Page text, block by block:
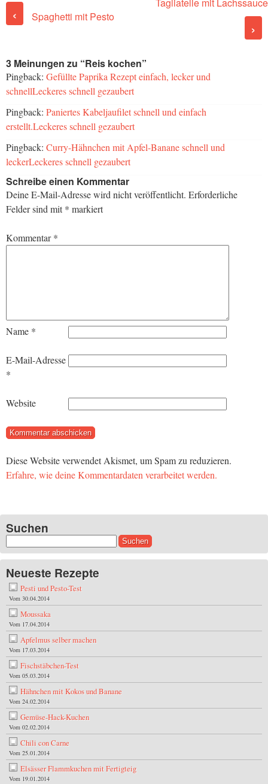
Post navigation
‹ Spaghetti mit Pesto
›
3 Meinungen zu “Reis kochen”
Pingback: Gefüllte Paprika Rezept einfach, lecker und
schnellLeckeres schnell gezaubert
Pingback: Paniertes Kabeljaufilet schnell und einfach
erstellt.Leckeres schnell gezaubert
Pingback: Curry-Hähnchen mit Apfel-Banane schnell und
leckerLeckeres schnell gezaubert
Schreibe einen Kommentar
Deine E-Mail-Adresse wird nicht veröffentlicht. Erforderliche
Felder sind mit* markiert
Kommentar*
Name *
E-Mail-Adresse
*
Website
Diese Website verwendet Akismet, um Spam zu reduzieren.
Erfahre, wie deine Kommentardaten verarbeitet werden.
Suchen
nach:
Neueste Rezepte
Pesti und Pesto-Test
Vom 30.04.2014
Moussaka
Vom 17.04.2014
Apfelmus selber machen
Vom 17.03.2014
Fischstäbchen-Test
Vom 05.03.2014
Hähnchen mit Kokos und Banane
Vom 24.02.2014
Gemüse-Hack-Kuchen
Vom 02.02.2014
Chili con Carne
Vom 25.01.2014
Elsässer Flammkuchen mit Fertigteig
Vom 19.01.2014